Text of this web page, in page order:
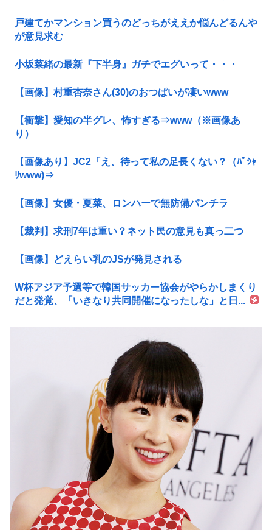
戸建てかマンション買うのどっちがええか悩んどるんや
が意見求む
小坂菜緒の最新『下半身』ガチでエグいって・・・
【画像】村重杏奈さん(30)のおつぱいが凄いwww
【衝撃】愛知の半グレ、怖すぎる⇒www（※画像あ
り）
【画像あり】JC2「え、待って私の足長くない？（ﾊﾟｼｬ
ﾘwww)⇒
【画像】女優・夏菜、ロンハーで無防備パンチラ
【裁判】求刑7年は重い？ネット民の意見も真っ二つ
【画像】どえらい乳のJSが発見される
W杯アジア予選等で韓国サッカー協会がやらかしまくり
だと発覚、「いきなり共同開催になったしな」と日...